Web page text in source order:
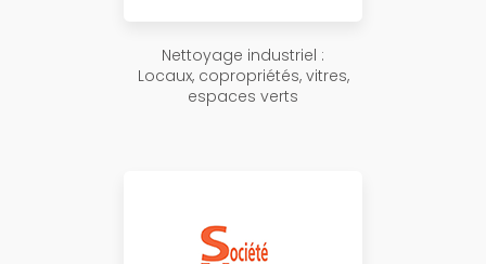
Nettoyage industriel :
Locaux, copropriétés, vitres,
espaces verts